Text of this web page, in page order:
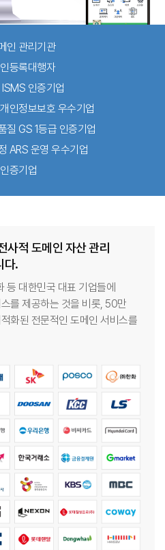
인 관리기관
등록대행자
인증기업
인정보보호 우수기업
질 GS 1등급 인증기업
ARS 운영 우수기업
증기업
사적 도메인 자산 관리
다.
등 대한민국 대표 기업들에
를 제공하는 것을 비롯, 50만
화된 전문적인 도메인 서비스를